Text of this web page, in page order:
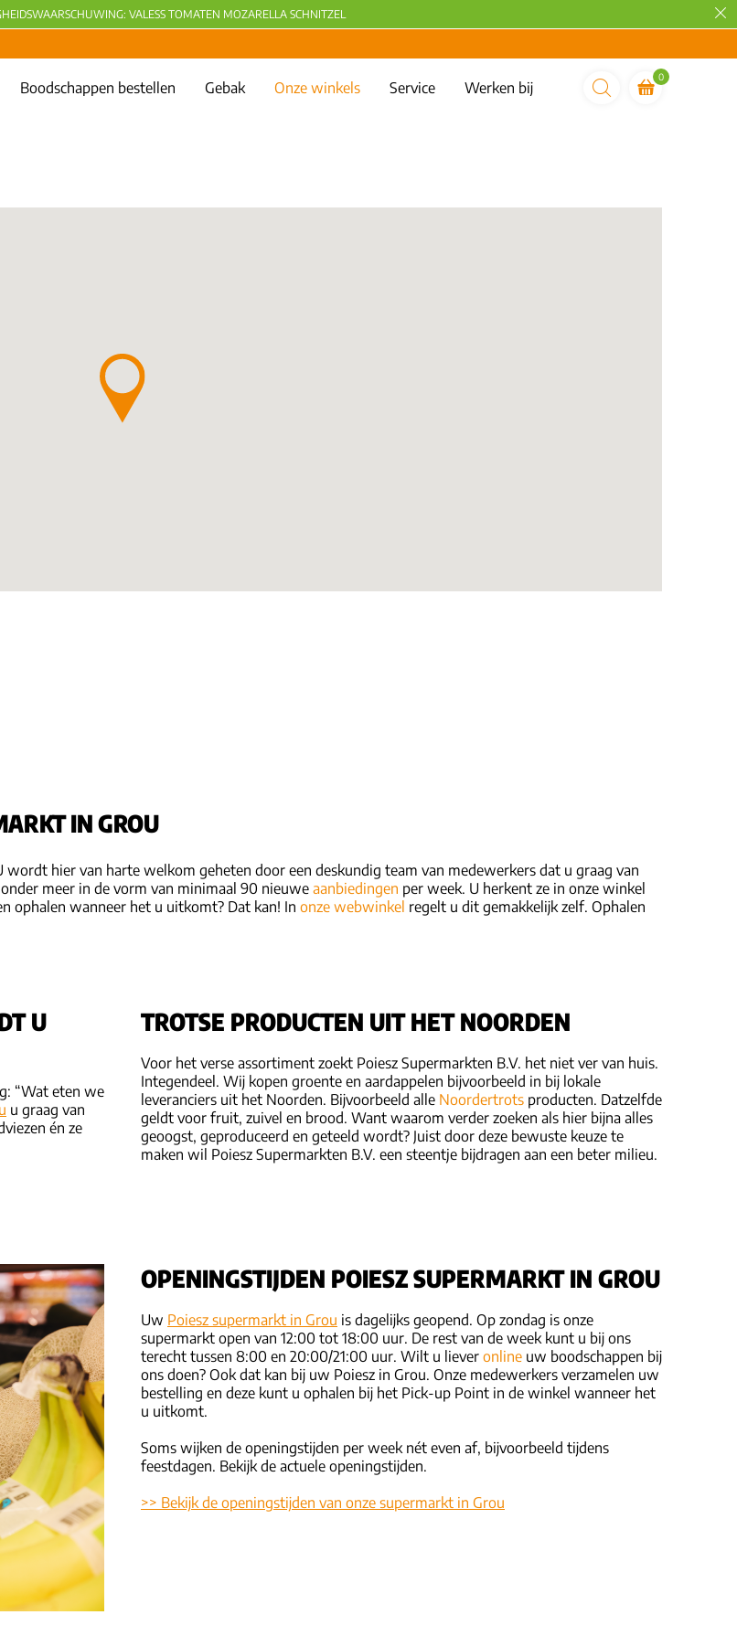
VALESS TOMATEN MOZARELLA SCHNITZEL
Boodschappen bestellen Gebak Onze winkels Service Werken bij
0
IN GROU
wordt hier van harte welkom geheten door een deskundig team van medewerkers dat u graag van
meer in de vorm van minimaal 90 nieuwe aanbiedingen per week. U herkent ze in onze winkel
ophalen wanneer het u uitkomt? Dat kan! In onze webwinkel regelt u dit gemakkelijk zelf. Ophalen
U
“Wat eten we
u graag van
én ze
TROTSE PRODUCTEN UIT HET NOORDEN
Voor het verse assortiment zoekt Poiesz Supermarkten B.V. het niet ver van huis.
Integendeel. Wij kopen groente en aardappelen bijvoorbeeld in bij lokale
leveranciers uit het Noorden. Bijvoorbeeld alle Noordertrots producten. Datzelfde
geldt voor fruit, zuivel en brood. Want waarom verder zoeken als hier bijna alles
geoogst, geproduceerd en geteeld wordt? Juist door deze bewuste keuze te
maken wil Poiesz Supermarkten B.V. een steentje bijdragen aan een beter milieu.
OPENINGSTIJDEN POIESZ SUPERMARKT IN GROU
Uw Poiesz supermarkt in Grou is dagelijks geopend. Op zondag is onze
supermarkt open van 12:00 tot 18:00 uur. De rest van de week kunt u bij ons
terecht tussen 8:00 en 20:00/21:00 uur. Wilt u liever online uw boodschappen bij
ons doen? Ook dat kan bij uw Poiesz in Grou. Onze medewerkers verzamelen uw
bestelling en deze kunt u ophalen bij het Pick-up Point in de winkel wanneer het
u uitkomt.
Soms wijken de openingstijden per week nét even af, bijvoorbeeld tijdens
feestdagen. Bekijk de actuele openingstijden.
>> Bekijk de openingstijden van onze supermarkt in Grou